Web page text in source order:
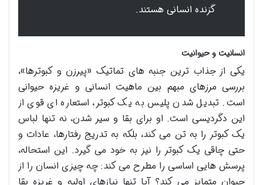
گزنده انسانی هستند.
انسانیت و حیوانیت
یکی از جذاب ترین جنبه های تماتیک «پیرزن و کبوترها»،
بررسی مرزهای مبهم بین ماهیت انسانی و غریزه حیوانی
است. تبدیل شدن پلیس به یک کبوتر، استعاره ای قوی از
این دگردیسی است. او برای بقا و سیر شدن، نه تنها لباس
یک کبوتر را به تن می کند، بلکه به تدریج رفتارها، عادات و
حتی چاقی یک کبوتر را نیز به خود می گیرد. این استحاله،
پرسش هایی اساسی را مطرح می کند: چه چیزی انسان را از
حیوان متمایز می کند؟ آیا تنها نیازهای اولیه و غریزه بقا